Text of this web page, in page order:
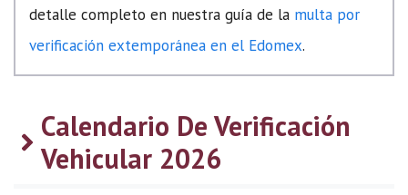
detalle completo en nuestra guía de la multa por
verificación extemporánea en el Edomex.
Calendario De Verificación
Vehicular 2026